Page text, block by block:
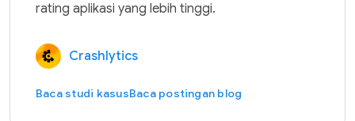
Crashlytics
Baca studi kasusBaca postingan blog